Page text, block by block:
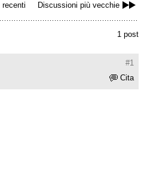
recenti Discussioni più vecchie
1 post
#1
Cita